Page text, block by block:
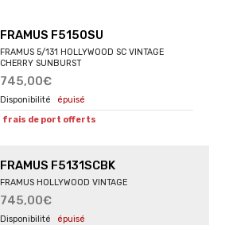
FRAMUS F5150SU
FRAMUS 5/131 HOLLYWOOD SC VINTAGE
CHERRY SUNBURST
745,00€
épuisé
frais de port offerts
FRAMUS F5131SCBK
FRAMUS HOLLYWOOD VINTAGE
745,00€
épuisé